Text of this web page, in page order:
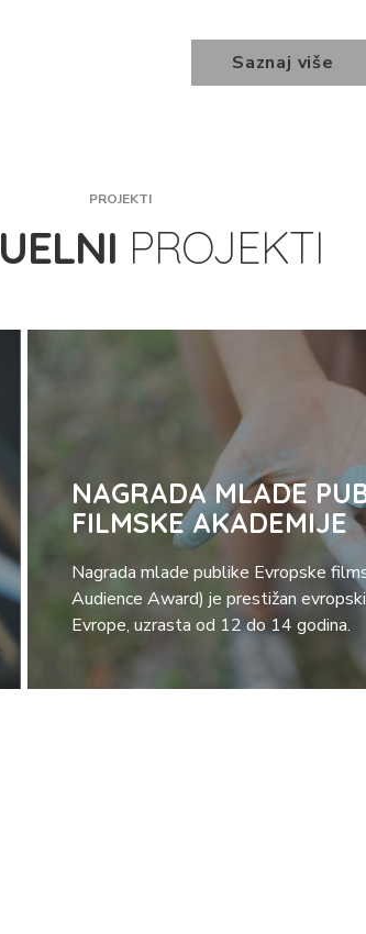
Saznaj više
PROJEKTI
PROJEKTI
NAGRADA MLADE
FILMSKE AKADEMIJE
Nagrada mlade publike Evropske
Audience Award) je prestižan
Evrope, uzrasta od 12 do 14 godina.